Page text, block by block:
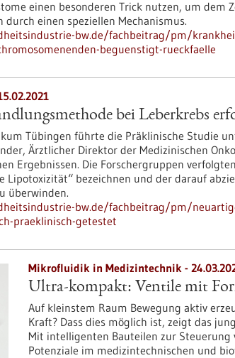
einen besonderen Trick nutzen, um dem
durch einen speziellen Mechanismus.
bw.de/fachbeitrag/pm/
beguenstigt-rueckfaelle
bei Leberkrebs
Tübingen führte die Präklinische Studie
Ärztlicher Direktor der Medizinischen
Ergebnissen. Die Forschergruppen
Lipotoxizität“ bezeichnen und der darauf
überwinden.
bw.de/fachbeitrag/pm/
praeklinisch-getestet
Mikrofluidik in Medizintechnik -
Ultra-kompakt: Ventile mit
Auf kleinstem Raum Bewegung aktiv
Kraft? Dass dies möglich ist, zeigt das
Mit intelligenten Bauteilen zur Steuerung
Potenziale im medizintechnischen und